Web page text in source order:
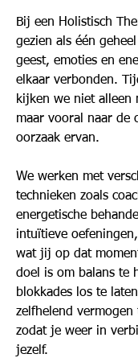
Bij een Holistisch
gezien als één
geest, emoties en
elkaar verbonden.
kijken we niet alleen
maar vooral naar de
oorzaak ervan.
We werken met
technieken zoals
energetische
intuïtieve
wat jij op dat
doel is om balans te
blokkades los te
zelfhelend vermogen
zodat je weer in
jezelf.